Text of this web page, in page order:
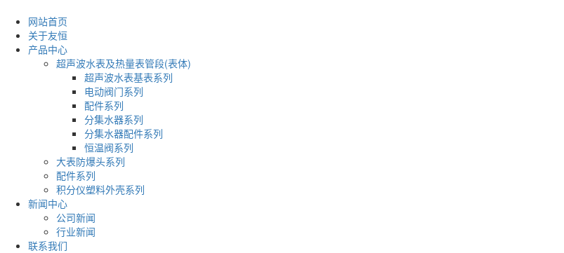
网站首页
关于友恒
产品中心
超声波水表及热量表管段(表体)
超声波水表基表系列
电动阀门系列
配件系列
分集水器系列
分集水器配件系列
恒温阀系列
大表防爆头系列
配件系列
积分仪塑料外壳系列
新闻中心
公司新闻
行业新闻
联系我们